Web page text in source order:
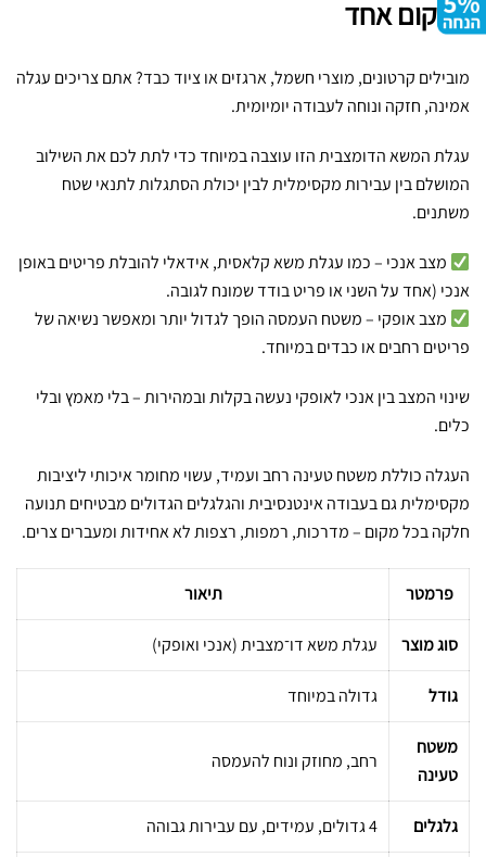
במקום אחד
מובילים קרטונים, מוצרי חשמל, ארגזים או ציוד כבד? אתם צריכים עגלה
אמינה, חזקה ונוחה לעבודה יומיומית.
עגלת המשא הדומצבית הזו עוצבה במיוחד כדי לתת לכם את השילוב
המושלם בין עבירות מקסימלית לבין יכולת הסתגלות לתנאי שטח
משתנים.
מצב אנכי – כמו עגלת משא קלאסית, אידאלי להובלת פריטים באופן
אנכי (אחד על השני או פריט בודד שמונח לגובה.
מצב אופקי – משטח העמסה הופך לגדול יותר ומאפשר נשיאה של
פריטים רחבים או כבדים במיוחד.
שינוי המצב בין אנכי לאופקי נעשה בקלות ובמהירות – בלי מאמץ ובלי
כלים.
העגלה כוללת משטח טעינה רחב ועמיד, עשוי מחומר איכותי ליציבות
מקסימלית גם בעבודה אינטנסיבית והגלגלים הגדולים מבטיחים תנועה
חלקה בכל מקום – מדרכות, רמפות, רצפות לא אחידות ומעברים צרים.
פרמטר תיאור
סוג מוצר עגלת משא דו־מצבית (אנכי ואופקי)
גודל גדולה במיוחד
משטח
טעינה
רחב, מחוזק ונוח להעמסה
גלגלים 4 גדולים, עמידים, עם עבירות גבוהה